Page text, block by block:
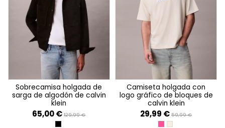
sobrecamisa holgada de
sarga de algodón de calvin
klein
65,00 € 129,99 €
BLACK
camiseta holgada con
logo gráfico de bloques de
calvin klein
29,99 € 59,99 €
ECCENTRIC MAGENTA
BONE WHITE